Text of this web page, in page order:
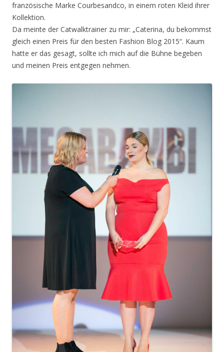
französische Marke Courbesandco, in einem roten Kleid ihrer
Kollektion.
Da meinte der Catwalktrainer zu mir: „Caterina, du bekommst
gleich einen Preis für den besten Fashion Blog 2015“. Kaum
hatte er das gesagt, sollte ich mich auf die Bühne begeben
und meinen Preis entgegen nehmen.